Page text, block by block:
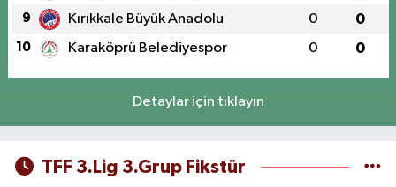
9 Kırıkkale Büyük Anadolu 0 0
10 Karaköprü Belediyespor 0 0
Detaylar için tıklayın
TFF 3.Lig 3.Grup Fikstür